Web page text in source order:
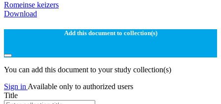
Romeinse keizers
Download
Add this document to collection(s)
You can add this document to your study collection(s)
Sign in Available only to authorized users
Title